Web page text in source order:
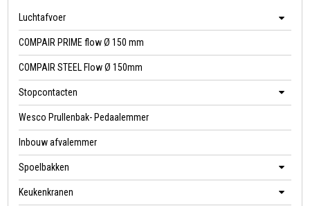
Luchtafvoer
COMPAIR PRIME flow Ø 150 mm
COMPAIR STEEL Flow Ø 150mm
Stopcontacten
Wesco Prullenbak- Pedaalemmer
Inbouw afvalemmer
Spoelbakken
Keukenkranen